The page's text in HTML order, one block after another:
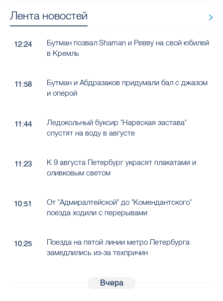
Лента новостей
12:24
Бутман позвал Shaman и Ревву на свой юбилей
в Кремль
11:58
Бутман и Абдразаков придумали бал с джазом
и оперой
11:44
Ледокольный буксир "Нарвская застава"
спустят на воду в августе
11:23
К 9 августа Петербург украсят плакатами и
оливковым светом
10:51
От "Адмиралтейской" до "Комендантского"
поезда ходили с перерывами
10:25
Поезда на пятой линии метро Петербурга
замедлились из-за техпричин
Вчера